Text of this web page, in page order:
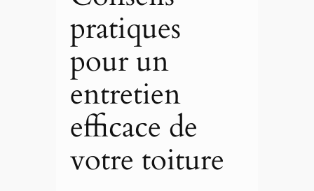
pratiques
pour un
entretien
efficace de
votre toiture